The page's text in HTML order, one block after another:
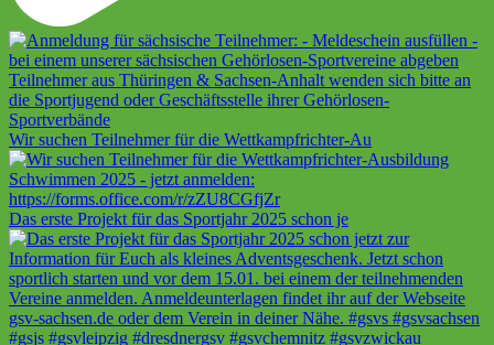
Wir suchen Teilnehmer für die Wettkampfrichter-Au
Das erste Projekt für das Sportjahr 2025 schon je